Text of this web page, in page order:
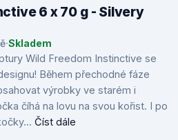
6 x 70 g - Silvery
·Skladem
Wild Freedom Instinctive se
Během přechodné fáze
výrobky ve starém i
číhá na lovu na svou kořist. I po
Číst dále